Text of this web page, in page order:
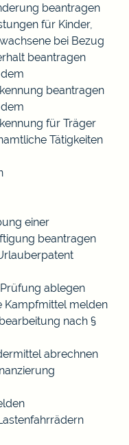
beantragen
für Kinder,
bei Bezug
beantragen
beantragen
für Träger
Tätigkeiten
einer
beantragen
ablegen
Kampfmittel melden
nach §
abrechnen